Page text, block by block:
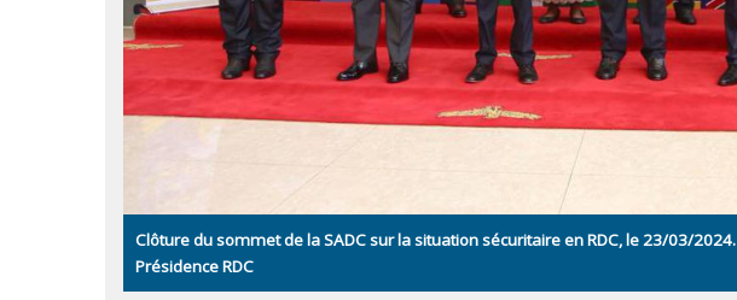
Clôture du sommet de la SADC sur la situation sécuritaire en RDC, le 23/03/2024.
Présidence RDC